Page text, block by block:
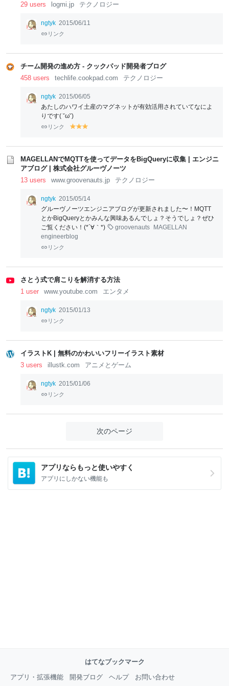
29 users
logmi.jp テクノロジー
ngtyk 2015/06/11
リンク
チーム開発の進め方 - クックパッド開発者ブログ
458 users
techlife.cookpad.com テクノロジー
ngtyk 2015/06/05
あたしのハワイ土産のマグネットが有効活用されていてなによ
りです( ˘ω˘)
リンク
y
lo
w
y
lo
w
lo
w
MAGELLANでMQTTを使ってデータをBigQueryに収集 | エンジニ
アブログ | 株式会社グルーヴノーツ
13 users
www.groovenauts.jp テクノロジー
ngtyk 2015/05/14
グルーヴノーツエンジニアブログが更新されました〜！MQTT
とかBigQueryとかみんな興味あるんでしょ？そうでしょ？ぜひ
ご覧ください！(*´∀｀*)
groovenauts
MAGELLAN
engineerblog
リンク
さとう式で肩こりを解消する方法
1 user
www.youtube.com エンタメ
ngtyk 2015/01/13
リンク
イラストK | 無料のかわいいフリーイラスト素材
3 users
illustk.com アニメとゲーム
ngtyk 2015/01/06
リンク
次のページ
アプリならもっと使いやすく
アプリにしかない機能も
はてなブックマーク
アプリ・拡張機能
開発ブログ ヘルプ お問い合わせ